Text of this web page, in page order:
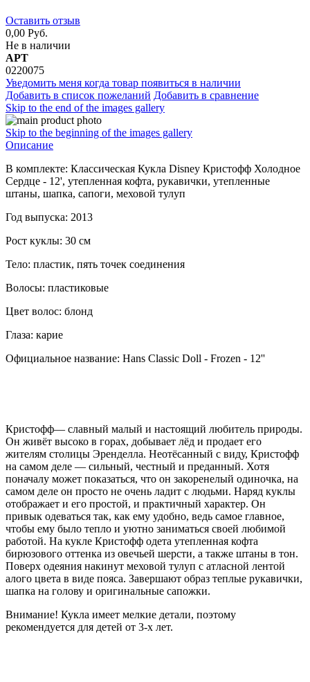
Оставить отзыв
0,00 Руб.
Не в наличии
АРТ
0220075
Уведомить меня когда товар появиться в наличии
Добавить в список пожеланий Добавить в сравнение
Skip to the end of the images gallery
Skip to the beginning of the images gallery
Описание
В комплекте: Классическая Кукла Disney Кристофф Холодное
Сердце - 12' , утепленная кофта, рукавички, утепленные
штаны, шапка, сапоги, меховой тулуп
Год выпуска: 2013
Рост куклы: 30 см
Тело: пластик, пять точек соединения
Волосы: пластиковые
Цвет волос: блонд
Глаза: карие
Официальное название: Hans Classic Doll - Frozen - 12''
Кристофф— славный малый и настоящий любитель природы.
Он живёт высоко в горах, добывает лёд и продает его
жителям столицы Эренделла. Неотёсанный с виду, Кристофф
на самом деле — сильный, честный и преданный. Хотя
поначалу может показаться, что он закоренелый одиночка, на
самом деле он просто не очень ладит с людьми. Наряд куклы
отображает и его простой, и практичный характер. Он
привык одеваться так, как ему удобно, ведь самое главное,
чтобы ему было тепло и уютно заниматься своей любимой
работой. На кукле Кристофф одета утепленная кофта
бирюзового оттенка из овечьей шерсти, а также штаны в тон.
Поверх одеяния накинут меховой тулуп с атласной лентой
алого цвета в виде пояса. Завершают образ теплые рукавички,
шапка на голову и оригинальные сапожки.
Внимание! Кукла имеет мелкие детали, поэтому
рекомендуется для детей от 3-х лет.